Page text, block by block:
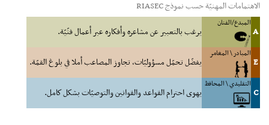
الاهتمامات المهنيّة حسب نموذج RIASEC
A
المبدع/الفنان
يرغب بالتعبير عن مشاعره وأفكاره عبر أعمال فنّيّة.
E
المبادر \ المغامر
يفضّل تحمّل مسؤوليّات، تجاوز المصاعب أملا في بلوغ القمّة.
C
التقليدي \ المحافظ
يهوى احترام القواعد والقوانين والتوصيّات بشكل كامل.